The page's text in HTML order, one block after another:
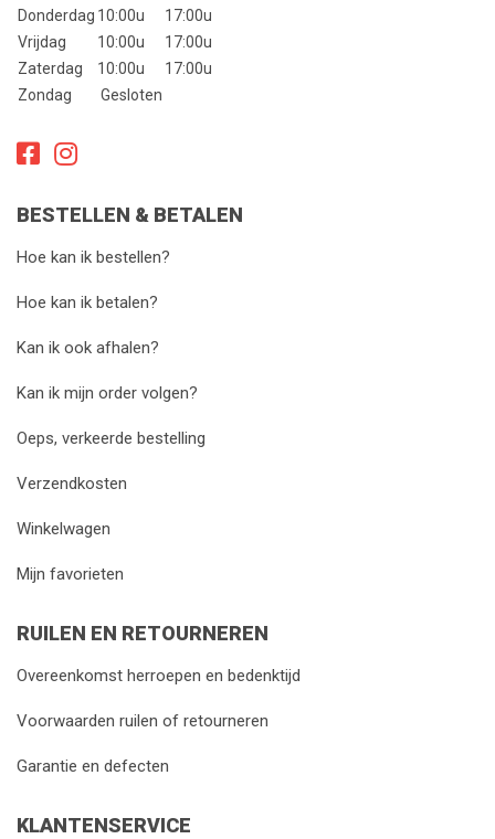
Donderdag 10:00u
17:00u
Vrijdag
10:00u
17:00u
Zaterdag
10:00u
17:00u
Zondag
Gesloten
BESTELLEN & BETALEN
Hoe kan ik bestellen?
Hoe kan ik betalen?
Kan ik ook afhalen?
Kan ik mijn order volgen?
Oeps, verkeerde bestelling
Verzendkosten
Winkelwagen
Mijn favorieten
RUILEN EN RETOURNEREN
Overeenkomst herroepen en bedenktijd
Voorwaarden ruilen of retourneren
Garantie en defecten
KLANTENSERVICE